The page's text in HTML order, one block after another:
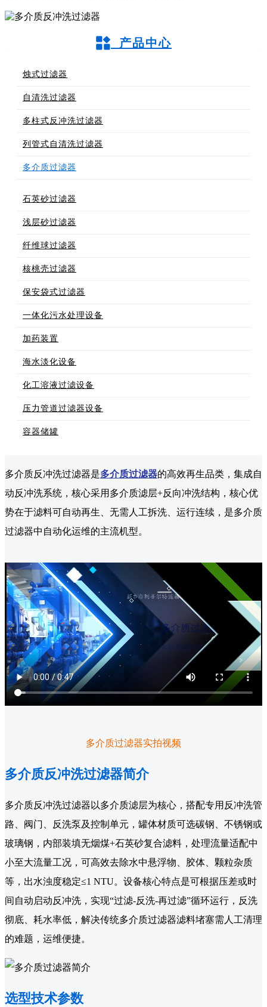
产品中心
烛式过滤器
自清洗过滤器
多柱式反冲洗过滤器
列管式自清洗过滤器
多介质过滤器
石英砂过滤器
浅层砂过滤器
纤维球过滤器
核桃壳过滤器
保安袋式过滤器
一体化污水处理设备
加药装置
海水淡化设备
化工溶液过滤设备
压力管道过滤器设备
容器储罐
多介质反冲洗过滤器是多介质过滤器的高效再生品类，集成自
动反冲洗系统，核心采用多介质滤层+反向冲洗结构，核心优
势在于滤料可自动再生、无需人工拆洗、运行连续，是多介质
过滤器中自动化运维的主流机型。
多介质过滤器实拍视频
多介质反冲洗过滤器简介
多介质反冲洗过滤器以多介质滤层为核心，搭配专用反冲洗管
路、阀门、反洗泵及控制单元，罐体材质可选碳钢、不锈钢或
玻璃钢，内部装填无烟煤+石英砂复合滤料，处理流量适配中
小至大流量工况，可高效去除水中悬浮物、胶体、颗粒杂质
等，出水浊度稳定≤1 NTU。设备核心特点是可根据压差或时
间自动启动反冲洗，实现“过滤-反洗-再过滤”循环运行，反洗
彻底、耗水率低，解决传统多介质过滤器滤料堵塞需人工清理
的难题，运维便捷。
选型技术参数